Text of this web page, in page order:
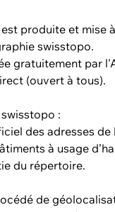
produite et mise
swisstopo.
gratuitement par
(ouvert à tous).
:
des adresses
à usage
du répertoire.
de